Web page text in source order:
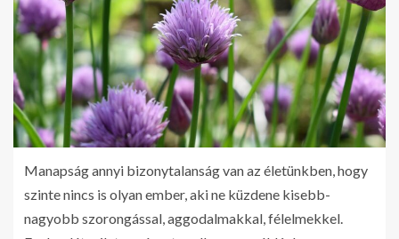
Manapság annyi bizonytalanság van az életünkben, hogy
szinte nincs is olyan ember, aki ne küzdene kisebb-
nagyobb szorongással, aggodalmakkal, félelmekkel.